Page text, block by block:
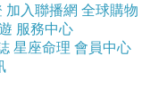
)
加入聯播網 全球購物
服務中心
星座命理 會員中心